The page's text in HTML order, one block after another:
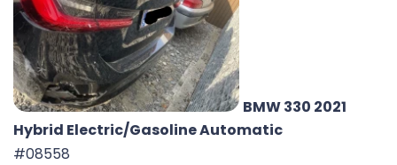
BMW 330 2021
Hybrid Electric/Gasoline Automatic
#08558